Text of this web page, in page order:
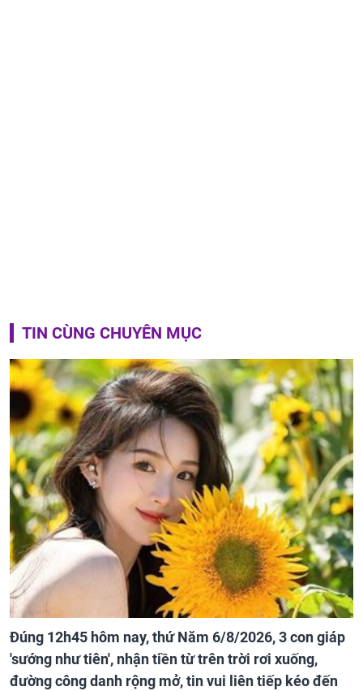
TIN CÙNG CHUYÊN MỤC
Đúng 12h45 hôm nay, thứ Năm 6/8/2026, 3 con giáp
'sướng như tiên', nhận tiền từ trên trời rơi xuống,
đường công danh rộng mở, tin vui liên tiếp kéo đến